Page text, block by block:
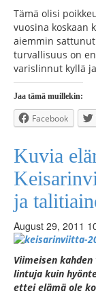
Tämä olisi
vuosina koskaan
aiemmin
turvallisuus on
varislinnut kyllä
Jaa tämä muillekin:
Facebook
Kuvia
ja
August 29, 2011
Viimeisen
lintuja kuin
ettei elämä ole